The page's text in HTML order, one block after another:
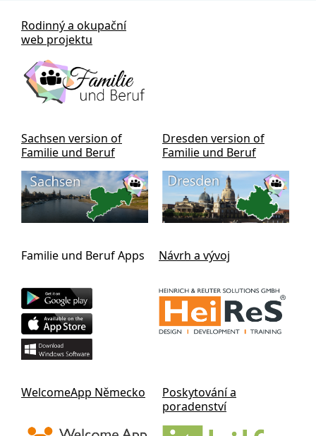
Rodinný a okupační
web projektu
Sachsen version of
Familie und Beruf
Dresden version of
Familie und Beruf
Familie und Beruf Apps Návrh a vývoj
WelcomeApp Německo
Poskytování a
poradenství